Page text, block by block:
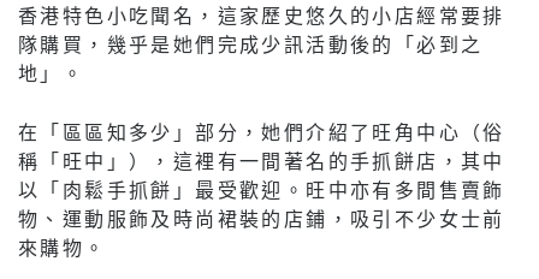
香港特色小吃聞名，這家歷史悠久的小店經常要排
隊購買，幾乎是她們完成少訊活動後的「必到之
地」。
在「區區知多少」部分，她們介紹了旺角中心（俗
稱「旺中」），這裡有一間著名的手抓餅店，其中
以「肉鬆手抓餅」最受歡迎。旺中亦有多間售賣飾
物、運動服飾及時尚裙裝的店鋪，吸引不少女士前
來購物。